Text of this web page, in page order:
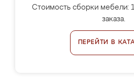
Стоимость сборки мебели:
заказа.
ПЕРЕЙТИ В